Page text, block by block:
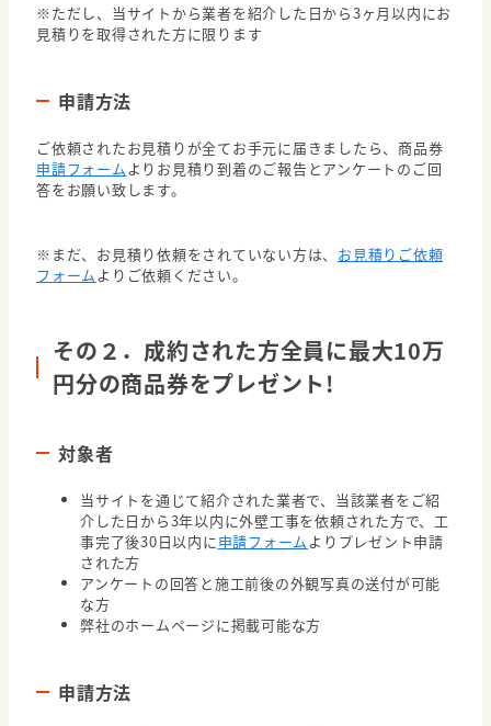
※ただし、当サイトから業者を紹介した日から3ヶ月以内にお
見積りを取得された方に限ります
申請方法
ご依頼されたお見積りが全てお手元に届きましたら、商品券
申請フォームよりお見積り到着のご報告とアンケートのご回
答をお願い致します。
※まだ、お見積り依頼をされていない方は、 お見積りご依頼
フォームよりご依頼ください。
その２．成約された方全員に最大10万
円分の商品券をプレゼント!
対象者
当サイトを通じて紹介された業者で、当該業者をご紹
介した日から3年以内に外壁工事を依頼された方で、工
事完了後30日以内に申請フォームよりプレゼント申請
された方
アンケートの回答と施工前後の外観写真の送付が可能
な方
弊社のホームページに掲載可能な方
申請方法